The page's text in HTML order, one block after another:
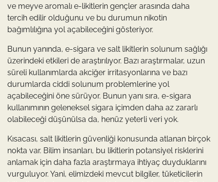
ve meyve aromalı e-likitlerin gençler arasında daha
tercih edilir olduğunu ve bu durumun nikotin
bağımlılığına yol açabileceğini gösteriyor.
Bunun yanında, e-sigara ve salt likitlerin solunum sağlığı
üzerindeki etkileri de araştırılıyor. Bazı araştırmalar, uzun
süreli kullanımlarda akciğer irritasyonlarına ve bazı
durumlarda ciddi solunum problemlerine yol
açabileceğini öne sürüyor. Bunun yanı sıra, e-sigara
kullanımının geleneksel sigara içimden daha az zararlı
olabileceği düşünülsa da, henüz yeterli veri yok.
Kısacası, salt likitlerin güvenliği konusunda atlanan birçok
nokta var. Bilim insanları, bu likitlerin potansiyel risklerini
anlamak için daha fazla araştırmaya ihtiyaç duyduklarını
vurguluyor. Yani, elimizdeki mevcut bilgiler, tüketicilerin